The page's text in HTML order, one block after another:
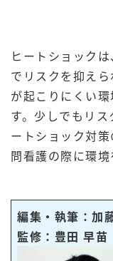
ヒートショック
でリスクを抑え
が起こりにくい
す。少しでもリ
ートショック対
問看護の際に環境
編集・執筆：加
監修：豊田 早苗